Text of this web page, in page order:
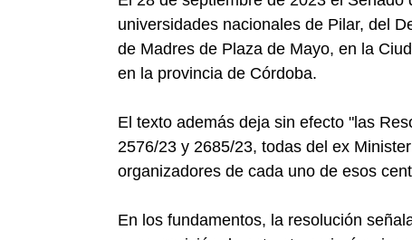
universidades nacionales de Pilar, del
de Madres de Plaza de Mayo, en la
en la provincia de Córdoba.
El texto además deja sin efecto "las
2576/23 y 2685/23, todas del ex
organizadores de cada uno de esos
En los fundamentos, la resolución